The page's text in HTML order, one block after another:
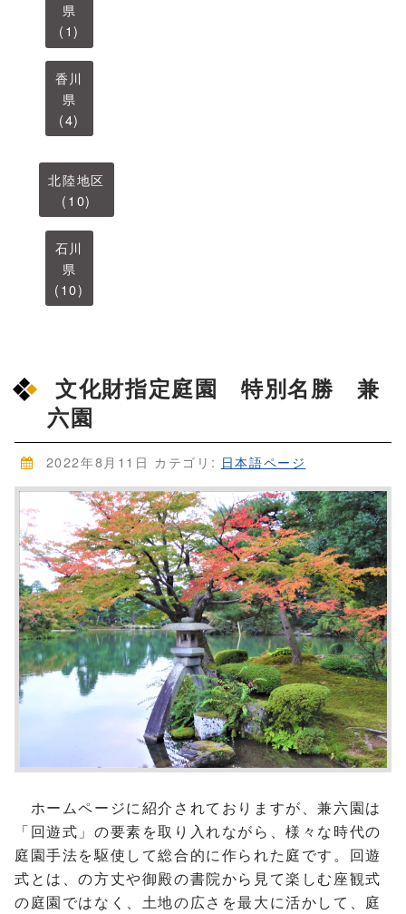
県
(1)
香川
県
(4)
北陸地区
(10)
石川
県
(10)
文化財指定庭園 特別名勝 兼
六園
2022年8月11日 カテゴリ: 日本語ページ
ホームページに紹介されておりますが、兼六園は
「回遊式」の要素を取り入れながら、様々な時代の
庭園手法を駆使して総合的に作られた庭です。回遊
式とは、の方丈や御殿の書院から見て楽しむ座観式
の庭園ではなく、土地の広さを最大に活かして、庭